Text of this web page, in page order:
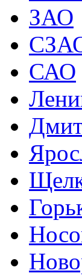
ЗАО
САО